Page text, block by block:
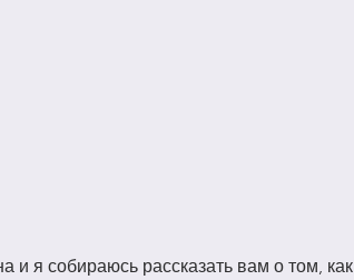
и я собираюсь рассказать вам о том, как